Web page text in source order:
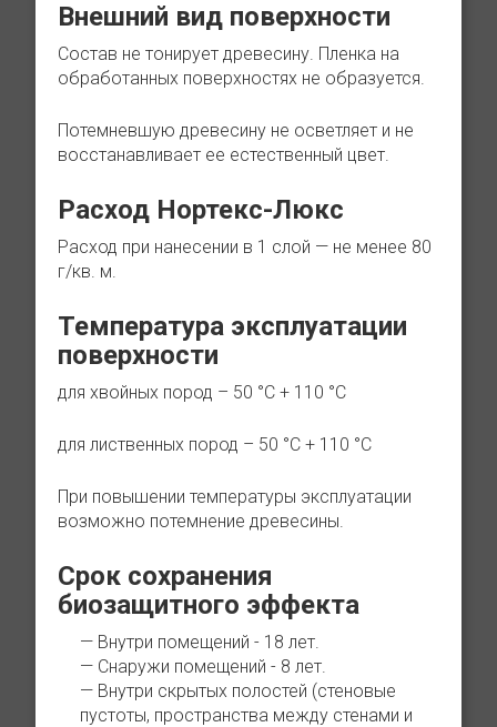
Внешний вид поверхности
Состав не тонирует древесину. Пленка на
обработанных поверхностях не образуется.
Потемневшую древесину не осветляет и не
восстанавливает ее естественный цвет.
Расход Нортекс-Люкс
Расход при нанесении в 1 слой — не менее 80
г/кв. м.
Температура эксплуатации
поверхности
для хвойных пород – 50 °С + 110 °С
для лиственных пород – 50 °С + 110 °С
При повышении температуры эксплуатации
возможно потемнение древесины.
Срок сохранения
биозащитного эффекта
Внутри помещений - 18 лет.
Снаружи помещений - 8 лет.
Внутри скрытых полостей (стеновые
пустоты, пространства между стенами и